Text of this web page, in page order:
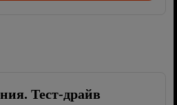
Тест-драйв